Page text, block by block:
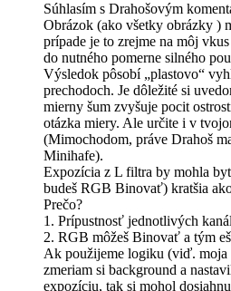
Súhlasím s Drahošovým
Obrázok (ako všetky obrázky )
prípade je to zrejme na môj
do nutného pomerne silného
Výsledok pôsobí „plastovo“
prechodoch. Je dôležité si
mierny šum zvyšuje pocit
otázka miery. Ale určite i v
(Mimochodom, práve Drahoš
Minihafe).
Expozícia z L filtra by mohla
budeš RGB Binovať) kratšia
Prečo?
1. Prípustnosť jednotlivých
2. RGB môžeš Binovať a tým
Ak použijeme logiku (viď. moja
zmeriam si background a
expozíciu, tak si mohol